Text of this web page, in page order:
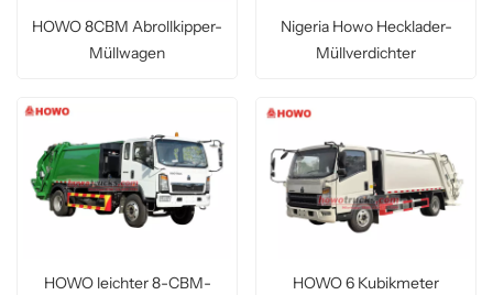
HOWO 8CBM Abrollkipper-
Müllwagen
Nigeria Howo Hecklader-
Müllverdichter
HOWO leichter 8-CBM-
HOWO 6 Kubikmeter